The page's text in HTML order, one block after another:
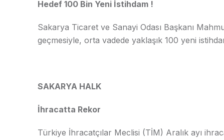
Hedef 100 Bin Yeni İstihdam !
Sakarya Ticaret ve Sanayi Odası Başkanı
geçmesiyle, orta vadede yaklaşık 100 yeni
SAKARYA HALK
İhracatta Rekor
Türkiye İhracatçılar Meclisi (TİM) Aralık ayı